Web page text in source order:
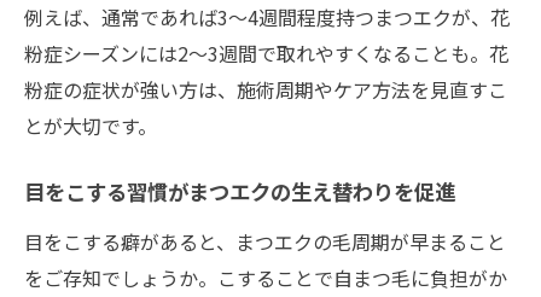
例えば、通常であれば3〜4週間程度持つまつエクが、花
粉症シーズンには2〜3週間で取れやすくなることも。花
粉症の症状が強い方は、施術周期やケア方法を見直すこ
とが大切です。
目をこする習慣がまつエクの生え替わりを促進
目をこする癖があると、まつエクの毛周期が早まること
をご存知でしょうか。こすることで自まつ毛に負担がか